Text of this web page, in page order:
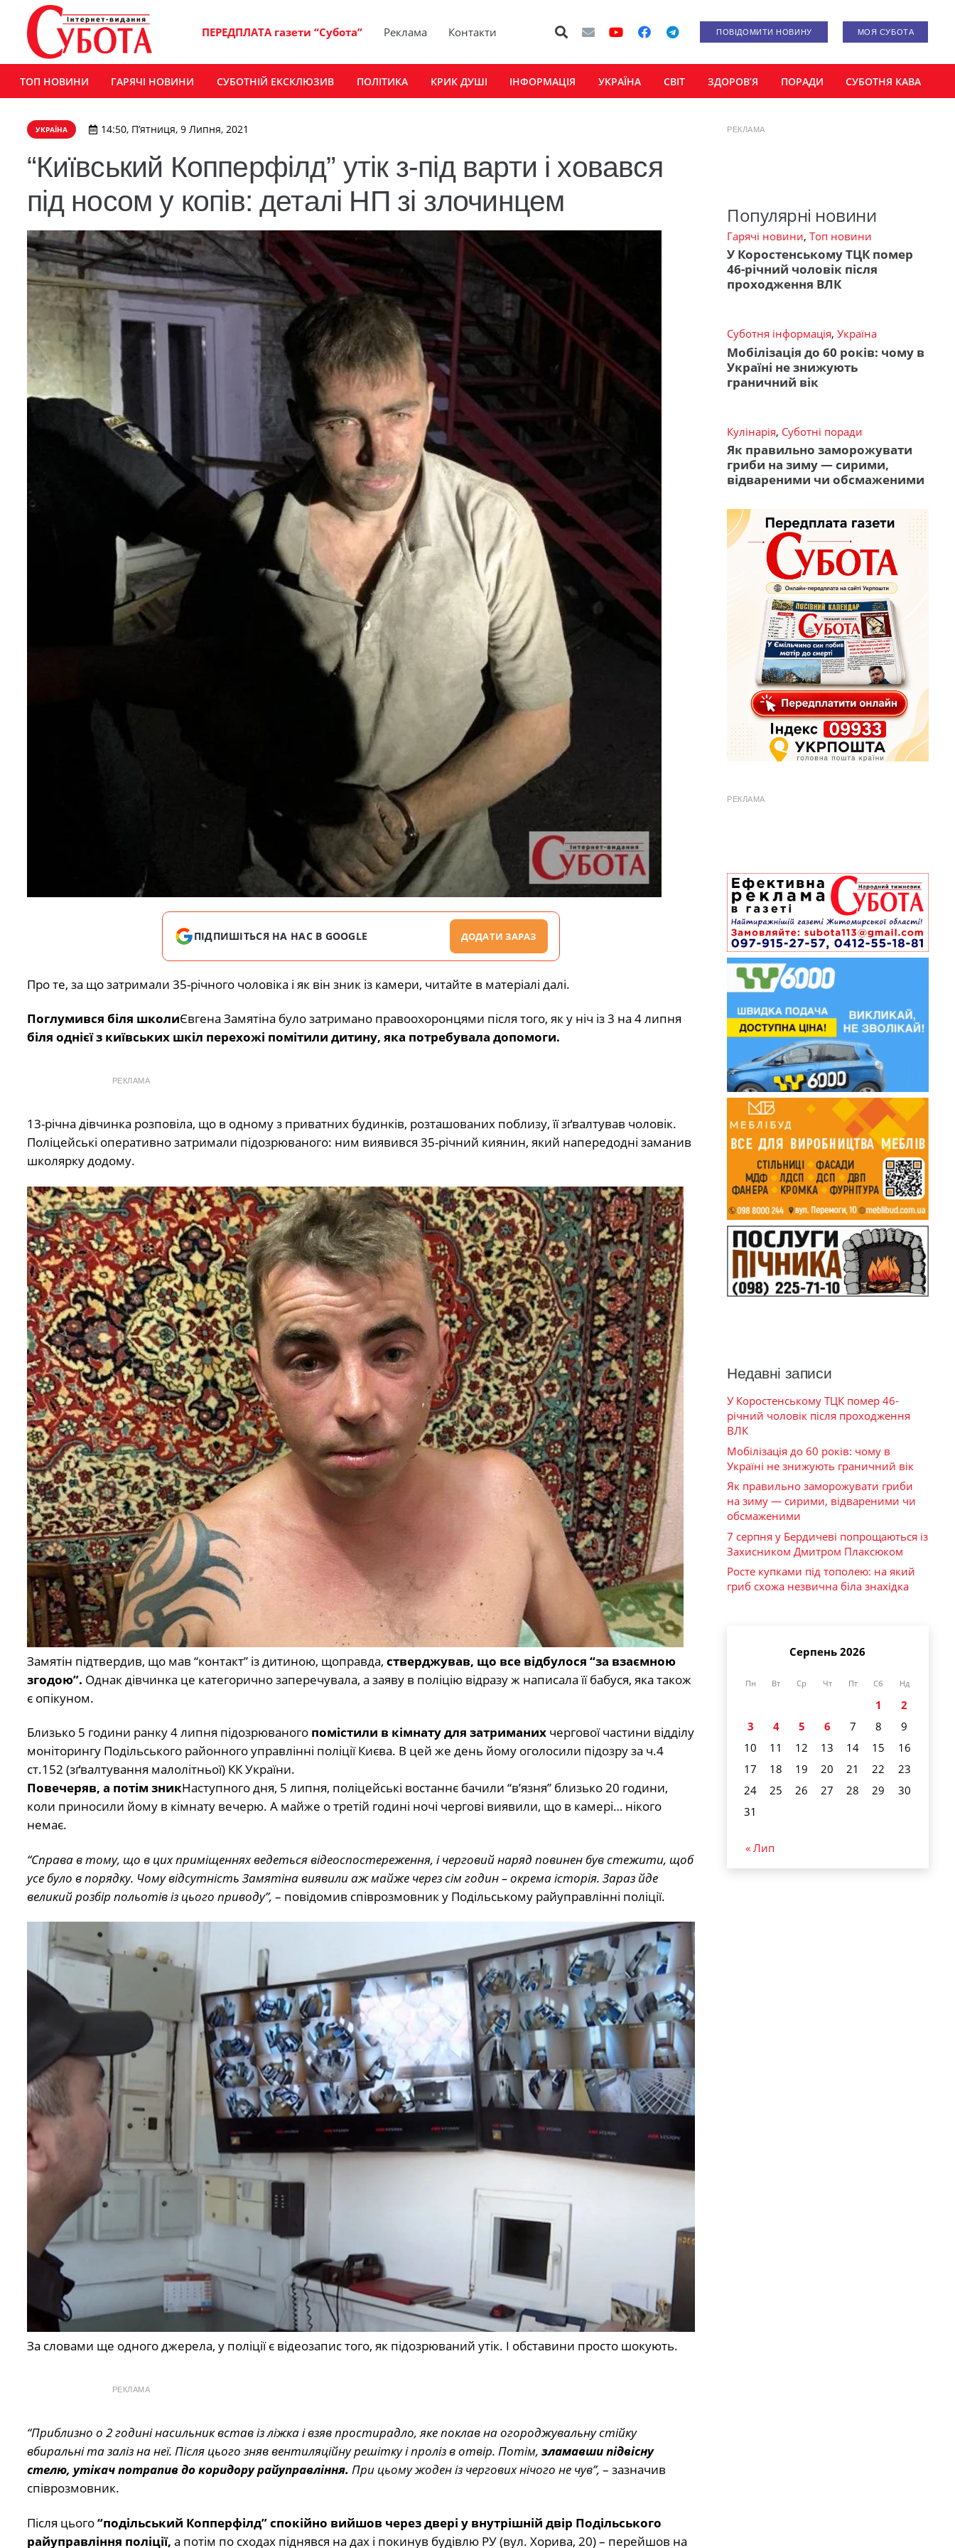
ПЕРЕДПЛАТА газети “Субота” Реклама Контакти ПОВІДОМИТИ НОВИНУ МОЯ СУБОТА
ТОП НОВИНИ ГАРЯЧІ НОВИНИ СУБОТНІЙ ЕКСКЛЮЗИВ ПОЛІТИКА КРИК ДУШІ ІНФОРМАЦІЯ УКРАЇНА СВІТ ЗДОРОВ’Я ПОРАДИ СУБОТНЯ КАВА
УКРАЇНА 14:50, П’ятниця, 9 Липня, 2021
“Київський Копперфілд” утік з-під варти і ховався
під носом у копів: деталі НП зі злочинцем
ПІДПИШІТЬСЯ НА НАС В GOOGLE ДОДАТИ ЗАРАЗ
Про те, за що затримали 35-річного чоловіка і як він зник із камери, читайте в матеріалі далі.
Поглумився біля школиЄвгена Замятіна було затримано правоохоронцями після того, як у ніч із 3 на 4 липня
біля однієї з київських шкіл перехожі помітили дитину, яка потребувала допомоги.
РЕКЛАМА
13-річна дівчинка розповіла, що в одному з приватних будинків, розташованих поблизу, її зґвалтував чоловік.
Поліцейські оперативно затримали підозрюваного: ним виявився 35-річний киянин, який напередодні заманив
школярку додому.
Замятін підтвердив, що мав “контакт” із дитиною, щоправда, стверджував, що все відбулося “за взаємною
згодою”. Однак дівчинка це категорично заперечувала, а заяву в поліцію відразу ж написала її бабуся, яка також
є опікуном.
Близько 5 години ранку 4 липня підозрюваного помістили в кімнату для затриманихчергової частини відділу
моніторингу Подільського районного управлінні поліції Києва. В цей же день йому оголосили підозру за ч.4
ст.152 (зґвалтування малолітньої) КК України.
Повечеряв, а потім зникНаступного дня, 5 липня, поліцейські востаннє бачили “в’язня” близько 20 години,
коли приносили йому в кімнату вечерю. А майже о третій годині ночі чергові виявили, що в камері… нікого
немає.
“Справа в тому, що в цих приміщеннях ведеться відеоспостереження, і черговий наряд повинен був стежити, щоб
усе було в порядку. Чому відсутність Замятіна виявили аж майже через сім годин – окрема історія. Зараз йде
великий розбір польотів із цього приводу”, – повідомив співрозмовник у Подільському райуправлінні поліції.
За словами ще одного джерела, у поліції є відеозапис того, як підозрюваний утік. І обставини просто шокують.
РЕКЛАМА
“Приблизно о 2 годині насильник встав із ліжка і взяв простирадло, яке поклав на огороджувальну стійку
вбиральні та заліз на неї. Після цього зняв вентиляційну решітку і проліз в отвір. Потім, зламавши підвісну
стелю, утікач потрапив до коридору райуправління. При цьому жоден із чергових нічого не чув”, – зазначив
співрозмовник.
Після цього“подільський Копперфілд” спокійно вийшов через двері у внутрішній двір Подільського
райуправління поліції, а потім по сходах піднявся на дах і покинув будівлю РУ (вул. Хорива, 20) – перейшов на
РЕКЛАМА
Популярні новини
Гарячі новини, Топ новини
У Коростенському ТЦК помер
46-річний чоловік після
проходження ВЛК
Суботня інформація, Україна
Мобілізація до 60 років: чому в
Україні не знижують
граничний вік
Кулінарія, Суботні поради
Як правильно заморожувати
гриби на зиму — сирими,
відвареними чи обсмаженими
РЕКЛАМА
Недавні записи
У Коростенському ТЦК помер 46-
річний чоловік після проходження
ВЛК
Мобілізація до 60 років: чому в
Україні не знижують граничний вік
Як правильно заморожувати гриби
на зиму — сирими, відвареними чи
обсмаженими
7 серпня у Бердичеві попрощаються із
Захисником Дмитром Плаксюком
Росте купками під тополею: на який
гриб схожа незвична біла знахідка
Серпень 2026
Пн Вт Ср Чт Пт Сб Нд
1
2
3
4 5 6 7 8
9
10
11 12 13 14 15
16
17
18 19 20 21 22
23
24
25 26 27 28 29
30
31
« Лип